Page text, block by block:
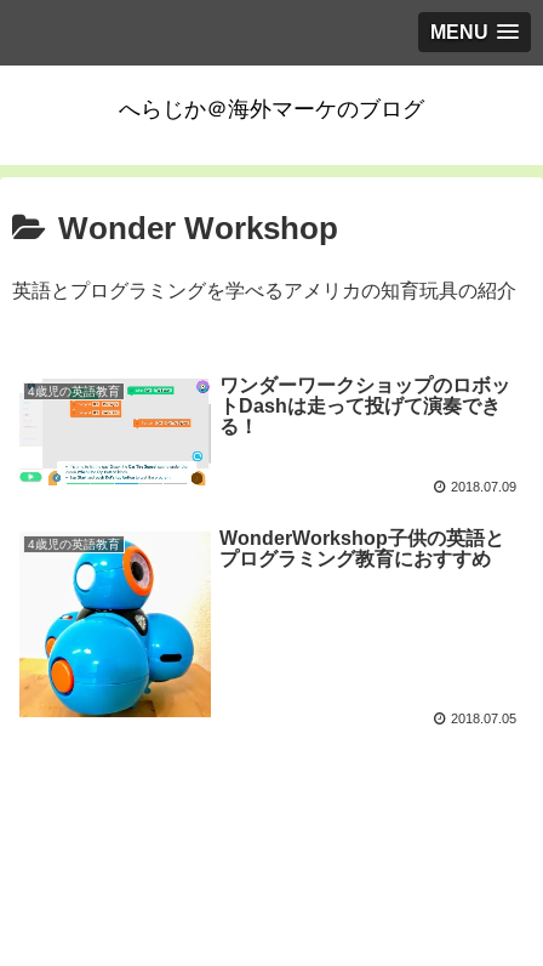
MENU
へらじか＠海外マーケのブログ
Wonder Workshop
英語とプログラミングを学べるアメリカの知育玩具の紹介
4歳児の英語教育
ワンダーワークショップのロボッ
トDashは走って投げて演奏でき
る！
2018.07.09
4歳児の英語教育
WonderWorkshop子供の英語と
プログラミング教育におすすめ
2018.07.05